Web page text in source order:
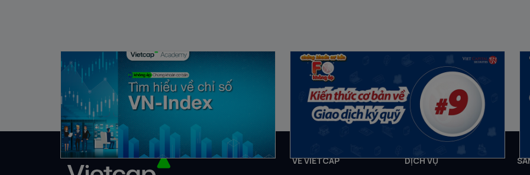
Chứng khoán Cơ Bản #10 | F0 không ép:
Chỉ số VN-Index
03/10/2023
Chứng khoán Cơ Bản #9 | F0 Không ép:
Kiến thức cơ bản về giao dịch ký quỹ
23/11/2022
VỀ VIETCAP DỊCH VỤ